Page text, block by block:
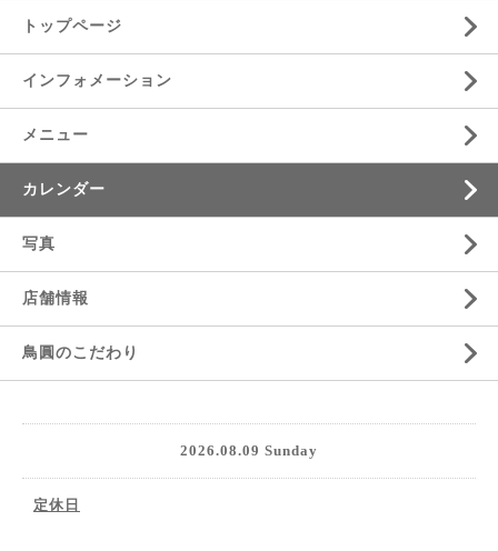
トップページ
インフォメーション
メニュー
カレンダー
写真
店舗情報
鳥圓のこだわり
2026.08.09 Sunday
定休日